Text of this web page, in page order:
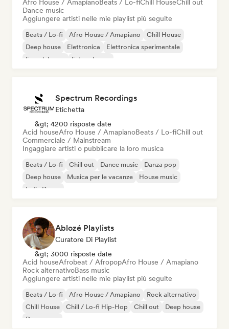
Afro House / AmapianoBeats / Lo-fiChill HouseChill out
Dance music
Aggiungere artisti nelle mie playlist più seguite
Beats / Lo-fi Afro House / Amapiano
Chill House
Deep house
Elettronica
Elettronica sperimentale
French house
Future house
Spectrum Recordings
Etichetta
&gt; 4200 risposte date
Acid houseAfro House / AmapianoBeats / Lo-fiChill out
Commerciale / Mainstream
Ingaggiare artisti o pubblicare la loro musica
Beats / Lo-fi Chill out Dance music
Danza pop
Deep house
Musica per le vacanze
House music
Indie Dance
Ablozé Playlists
Curatore Di Playlist
&gt; 3000 risposte date
Acid houseAfrobeat / AfropopAfro House / Amapiano
Rock alternativoBass music
Aggiungere artisti nelle mie playlist più seguite
Beats / Lo-fi Afro House / Amapiano
Rock alternativo
Chill House
Chill / Lo-fi Hip-Hop Chill out
Deep house
Dream pop